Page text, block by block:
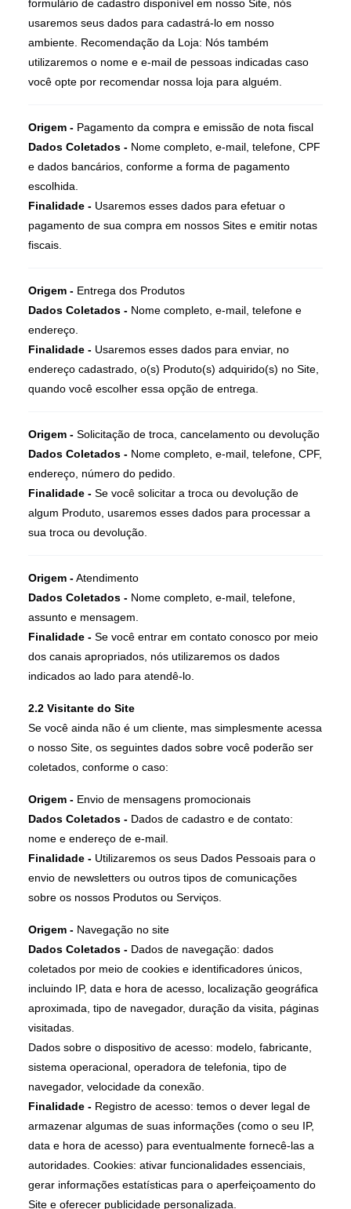
formulário de cadastro disponível em nosso Site, nós
usaremos seus dados para cadastrá-lo em nosso
ambiente. Recomendação da Loja: Nós também
utilizaremos o nome e e-mail de pessoas indicadas caso
você opte por recomendar nossa loja para alguém.
Origem - Pagamento da compra e emissão de nota fiscal
Dados Coletados - Nome completo, e-mail, telefone, CPF
e dados bancários, conforme a forma de pagamento
escolhida.
Finalidade - Usaremos esses dados para efetuar o
pagamento de sua compra em nossos Sites e emitir notas
fiscais.
Origem - Entrega dos Produtos
Dados Coletados - Nome completo, e-mail, telefone e
endereço.
Finalidade - Usaremos esses dados para enviar, no
endereço cadastrado, o(s) Produto(s) adquirido(s) no Site,
quando você escolher essa opção de entrega.
Origem - Solicitação de troca, cancelamento ou devolução
Dados Coletados - Nome completo, e-mail, telefone, CPF,
endereço, número do pedido.
Finalidade - Se você solicitar a troca ou devolução de
algum Produto, usaremos esses dados para processar a
sua troca ou devolução.
Origem -Atendimento
Dados Coletados - Nome completo, e-mail, telefone,
assunto e mensagem.
Finalidade - Se você entrar em contato conosco por meio
dos canais apropriados, nós utilizaremos os dados
indicados ao lado para atendê-lo.
2.2 Visitante do Site
Se você ainda não é um cliente, mas simplesmente acessa
o nosso Site, os seguintes dados sobre você poderão ser
coletados, conforme o caso:
Origem - Envio de mensagens promocionais
Dados Coletados - Dados de cadastro e de contato:
nome e endereço de e-mail.
Finalidade - Utilizaremos os seus Dados Pessoais para o
envio de newsletters ou outros tipos de comunicações
sobre os nossos Produtos ou Serviços.
Origem - Navegação no site
Dados Coletados - Dados de navegação: dados
coletados por meio de cookies e identificadores únicos,
incluindo IP, data e hora de acesso, localização geográfica
aproximada, tipo de navegador, duração da visita, páginas
visitadas.
Dados sobre o dispositivo de acesso: modelo, fabricante,
sistema operacional, operadora de telefonia, tipo de
navegador, velocidade da conexão.
Finalidade - Registro de acesso: temos o dever legal de
armazenar algumas de suas informações (como o seu IP,
data e hora de acesso) para eventualmente fornecê-las a
autoridades. Cookies: ativar funcionalidades essenciais,
gerar informações estatísticas para o aperfeiçoamento do
Site e oferecer publicidade personalizada.